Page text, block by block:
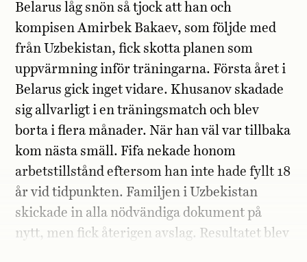
Belarus låg snön så tjock att han och
kompisen Amirbek Bakaev, som följde med
från Uzbekistan, fick skotta planen som
uppvärmning inför träningarna. Första året i
Belarus gick inget vidare. Khusanov skadade
sig allvarligt i en träningsmatch och blev
borta i flera månader. När han väl var tillbaka
kom nästa smäll. Fifa nekade honom
arbetstillstånd eftersom han inte hade fyllt 18
år vid tidpunkten. Familjen i Uzbekistan
skickade in alla nödvändiga dokument på
nytt, men fick återigen avslag. Resultatet blev